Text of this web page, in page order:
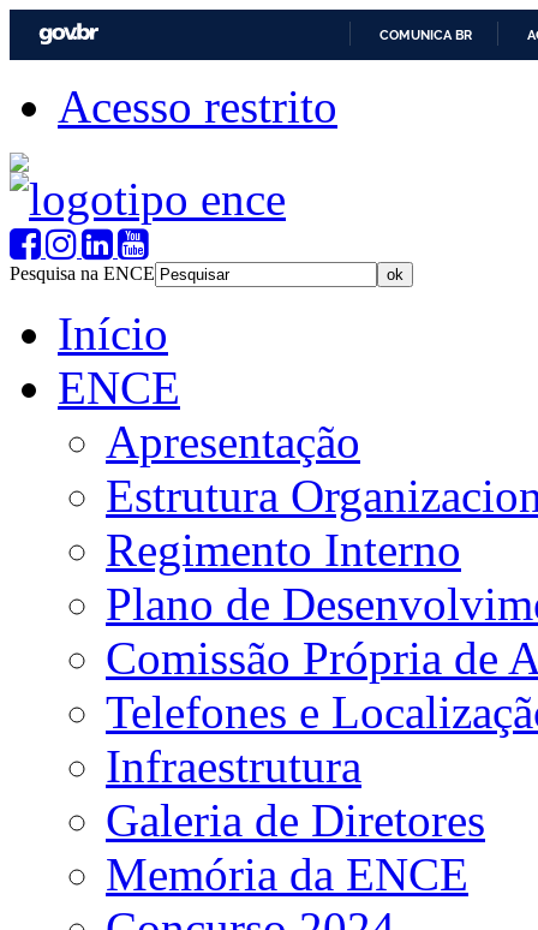
COMUNICA BR
Acesso restrito
Pesquisa na ENCE
Início
ENCE
Apresentação
Estrutura
Regimento Interno
Plano de
Comissão Própria de
Telefones e
Infraestrutura
Galeria de Diretores
Memória da ENCE